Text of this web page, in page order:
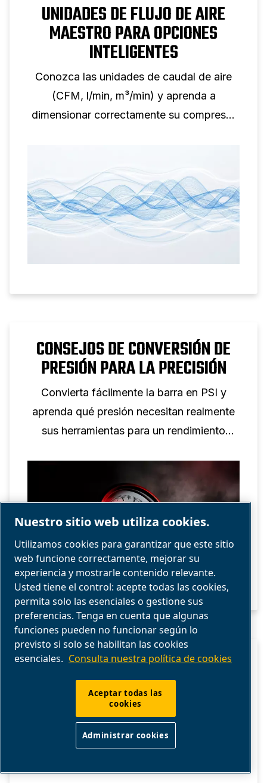
UNIDADES DE FLUJO DE AIRE
MAESTRO PARA OPCIONES
INTELIGENTES
Conozca las unidades de caudal de aire
(CFM, l/min, m³/min) y aprenda a
dimensionar correctamente su compresor
CONSEJOS DE CONVERSIÓN DE
PRESIÓN PARA LA PRECISIÓN
Convierta fácilmente la barra en PSI y
aprenda qué presión necesitan realmente
sus herramientas para un rendimiento
CONTROL DE LA HUMEDAD Y
ASPECTOS BÁSICOS DE LA CLASE
ISO
Conozca las clases de punto de rocío,
humedad e ISO 8573 para elegir los
Nuestro sitio web utiliza cookies.
Utilizamos cookies para garantizar que este sitio
web funcione correctamente, mejorar su
experiencia y mostrarle contenido relevante.
Usted tiene el control: acepte todas las cookies,
permita solo las esenciales o gestione sus
preferencias. Tenga en cuenta que algunas
funciones pueden no funcionar según lo
previsto si solo se habilitan las cookies
esenciales. Consulta nuestra política de cookies
Aceptar todas las
cookies
Administrar cookies